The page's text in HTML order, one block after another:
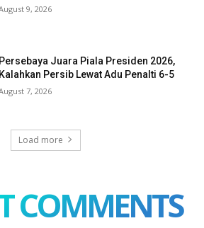
9, 2026
Persebaya Juara Piala Presiden 2026,
Kalahkan Persib Lewat Adu Penalti 6-5
7, 2026
Load more
COMMENTS